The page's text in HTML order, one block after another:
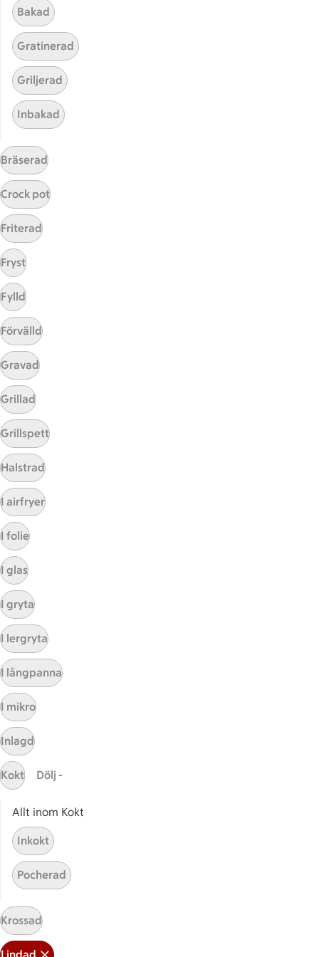
Hittade inget recept
Testa att söka på något nytt, eller ta bort något av
Här hittar du alla goda recept du har sparat och
Sidfot
Kundservice
Kontakta oss
Prenumerera
Handla online
ICAs matkasse
Catering
Apotek Hjärtat
Handla som företag
Bakad
Gratinerad
Griljerad
Inbakad
Bräserad
Crock pot
Friterad
Fryst
Fylld
Förvälld
Gravad
Grillad
Grillspett
Halstrad
I airfryer
I folie
I glas
I gryta
I lergryta
I långpanna
I mikro
Inlagd
Kokt Dölj -
Allt inom Kokt
Inkokt
Pocherad
Krossad